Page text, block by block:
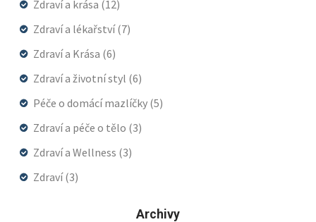
Zdraví a krása (12)
Zdraví a lékařství(7)
Zdraví a Krása (6)
Zdraví a životní styl (6)
Péče o domácí mazlíčky (5)
Zdraví a péče o tělo (3)
Zdraví a Wellness (3)
Zdraví(3)
Archivy